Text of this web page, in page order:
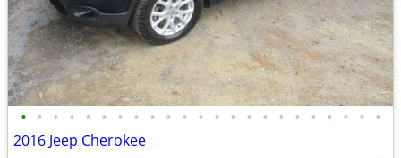
• • • • • • • • • • • • • • • • • • • • • • •
2016 Jeep Cherokee